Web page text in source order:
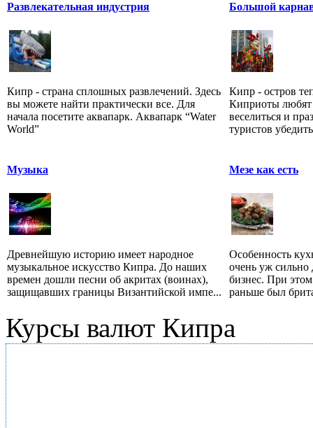
Развлекательная индустрия
Кипр - страна сплошных развлечений. Здесь
вы можете найти практически все. Для
начала посетите аквапарк. Аквапарк “Water
World”
Музыка
Древнейшую историю имеет народное
музыкальное искусство Кипра. До наших
времен дошли песни об акритах (воинах),
защищавших границы Византийской импе...
Большой
Кипр - остров
Киприоты любят
веселиться и
туристов
Мезе как есть
Особенность
очень уж сильно
бизнес. При
раньше был
Курсы валют Кипра